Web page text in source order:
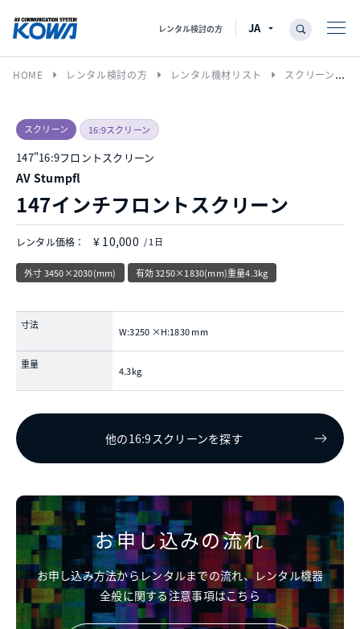
レンタル検討の方
HOME arrow_right レンタル検討の方 arrow_right レンタル機材リスト arrow_right スクリーン
スクリーン 16:9スクリーン
147"16:9フロントスクリーン
AV Stumpfl
147インチフロントスクリーン
レンタル価格： ¥ 10,000 / 1日
外寸 3450×2030(mm) 有効 3250×1830(mm)重量4.3kg
寸法
W:3250 ×H:1830 mm
重量
4.3kg
他の16:9スクリーンを探す
お申し込みの流れ
お申し込み方法からレンタルまでの流れ、レンタル機器
全般に関する注意事項はこちら